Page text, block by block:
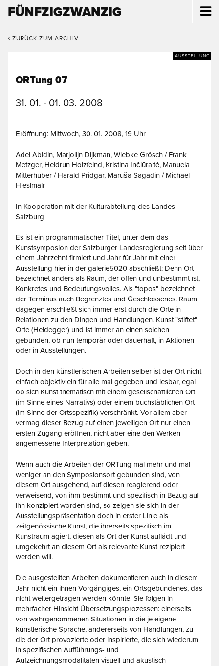
FÜNFZIGZWANZIG
ZURÜCK ZUM ARCHIV
AUSSTELLUNG
ORTung 07
31. 01. - 01. 03. 2008
Eröffnung: Mittwoch, 30. 01. 2008, 19 Uhr
Adel Abidin, Marjolijn Dijkman, Wiebke Grösch / Frank
Metzger, Heidrun Holzfeind, Kristina Inčiūraitė, Manuela
Mitterhuber / Harald Pridgar, Maruša Sagadin / Michael
Hieslmair
In Kooperation mit der Kulturabteilung des Landes
Salzburg
Es ist ein programmatischer Titel, unter dem das
Kunstsymposion der Salzburger Landesregierung seit über
einem Jahrzehnt firmiert und Jahr für Jahr mit einer
Ausstellung hier in der galerie5020 abschließt: Denn Ort
bezeichnet anders als Raum, der offen und unbestimmt ist,
Konkretes und Bedeutungsvolles. Als "topos" bezeichnet
der Terminus auch Begrenztes und Geschlossenes. Raum
dagegen erschließt sich immer erst durch die Orte in
Relationen zu den Dingen und Handlungen. Kunst "stiftet"
Orte (Heidegger) und ist immer an einen solchen
gebunden, ob nun temporär oder dauerhaft, in Aktionen
oder in Ausstellungen.
Doch in den künstlerischen Arbeiten selber ist der Ort nicht
einfach objektiv ein für alle mal gegeben und lesbar, egal
ob sich Kunst thematisch mit einem gesellschaftlichen Ort
(im Sinne eines Narrativs) oder einem buchstäblichen Ort
(im Sinne der Ortsspezifik) verschränkt. Vor allem aber
vermag dieser Bezug auf einen jeweiligen Ort nur einen
ersten Zugang eröffnen, nicht aber eine den Werken
angemessene Interpretation geben.
Wenn auch die Arbeiten der ORTung mal mehr und mal
weniger an den Symposionsort gebunden sind, von
diesem Ort ausgehend, auf diesen reagierend oder
verweisend, von ihm bestimmt und spezifisch in Bezug auf
ihn konzipiert worden sind, so zeigen sie sich in der
Ausstellungspräsentation doch in erster Linie als
zeitgenössische Kunst, die ihrerseits spezifisch im
Kunstraum agiert, diesen als Ort der Kunst auflädt und
umgekehrt an diesem Ort als relevante Kunst rezipiert
werden will.
Die ausgestellten Arbeiten dokumentieren auch in diesem
Jahr nicht ein ihnen Vorgängiges, ein Ortsgebundenes, das
nicht weitergetragen werden könnte. Sie folgen in
mehrfacher Hinsicht Übersetzungsprozessen: einerseits
von wahrgenommenen Situationen in die je eigene
künstlerische Sprache, andererseits von Handlungen, zu
die der Ort provozierte oder inspirierte, die sich wiederum
in spezifischen Aufführungs- und
Aufzeichnungsmodalitäten visuell und akustisch